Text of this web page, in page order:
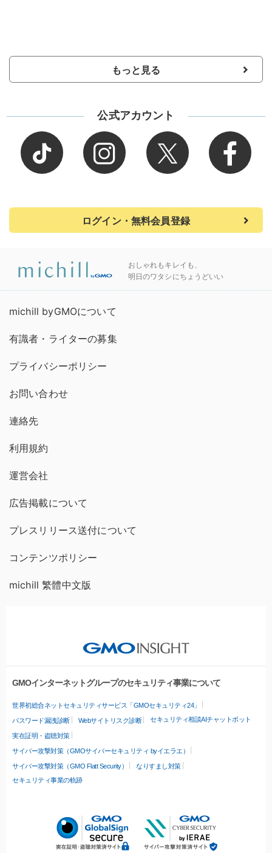
もっと見る
公式アカウント
ログイン・無料会員登録
おしゃれもキレイも、
明日のワタシにちょうどいい
michill byGMOについて
有識者・ライターの募集
プライバシーポリシー
お問い合わせ
連絡先
利用規約
運営会社
広告掲載について
プレスリリース送付について
コンテンツポリシー
michill 繁體中文版
GMOインターネットグループのセキュリティ事業について
世界初総合ネットセキュリティサービス「GMOセキュリティ24」
パスワード漏洩診断 Webサイトリスク診断 セキュリティ相談AIチャットボット
実在証明・盗聴対策
サイバー攻撃対策（GMOサイバーセキュリティ byイエラエ）
サイバー攻撃対策（GMO Flatt Security）
なりすまし対策
セキュリティ事業の軌跡